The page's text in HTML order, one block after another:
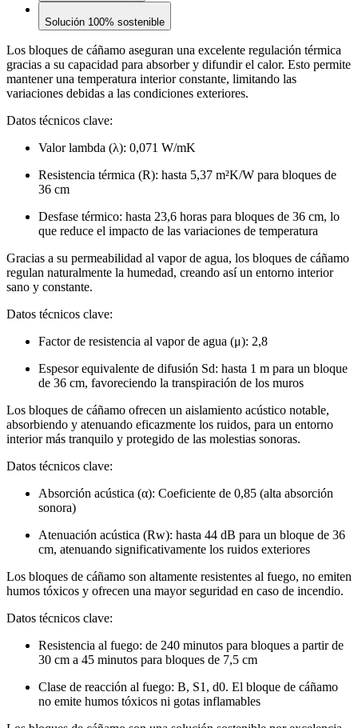
Solución 100% sostenible
Los bloques de cáñamo aseguran una excelente regulación térmica
gracias a su capacidad para absorber y difundir el calor. Esto permite
mantener una temperatura interior constante, limitando las
variaciones debidas a las condiciones exteriores.
Datos técnicos clave:
Valor lambda (λ): 0,071 W/mK
Resistencia térmica (R): hasta 5,37 m²K/W para bloques de
36 cm
Desfase térmico: hasta 23,6 horas para bloques de 36 cm, lo
que reduce el impacto de las variaciones de temperatura
Gracias a su permeabilidad al vapor de agua, los bloques de cáñamo
regulan naturalmente la humedad, creando así un entorno interior
sano y constante.
Datos técnicos clave:
Factor de resistencia al vapor de agua (μ): 2,8
Espesor equivalente de difusión Sd: hasta 1 m para un bloque
de 36 cm, favoreciendo la transpiración de los muros
Los bloques de cáñamo ofrecen un aislamiento acústico notable,
absorbiendo y atenuando eficazmente los ruidos, para un entorno
interior más tranquilo y protegido de las molestias sonoras.
Datos técnicos clave:
Absorción acústica (α): Coeficiente de 0,85 (alta absorción
sonora)
Atenuación acústica (Rw): hasta 44 dB para un bloque de 36
cm, atenuando significativamente los ruidos exteriores
Los bloques de cáñamo son altamente resistentes al fuego, no emiten
humos tóxicos y ofrecen una mayor seguridad en caso de incendio.
Datos técnicos clave:
Resistencia al fuego: de 240 minutos para bloques a partir de
30 cm a 45 minutos para bloques de 7,5 cm
Clase de reacción al fuego: B, S1, d0. El bloque de cáñamo
no emite humos tóxicos ni gotas inflamables